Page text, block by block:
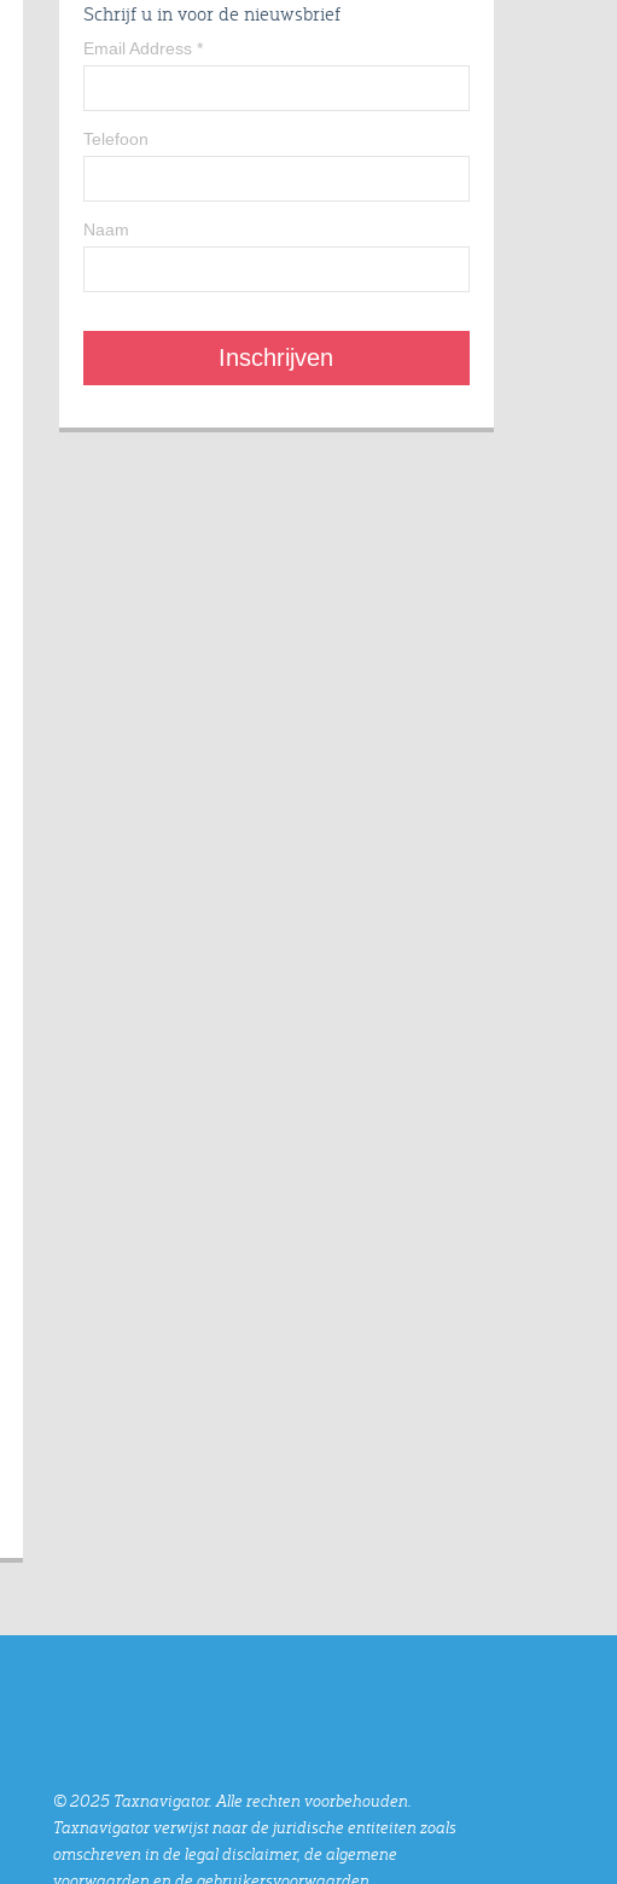
Schrijf u in voor de nieuwsbrief
Email Address *
Telefoon
Naam
© 2025 Taxnavigator. Alle rechten voorbehouden.
Taxnavigator verwijst naar de juridische entiteiten zoals
omschreven in de legal disclaimer, de algemene